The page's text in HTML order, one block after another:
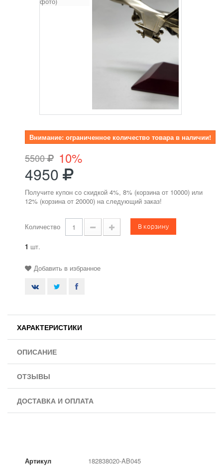
Внимание: ограниченное количество товара в наличии!
5500 10%
4950
Получите купон со скидкой 4%, 8% (корзина от 10000) или
12% (корзина от 20000) на следующий заказ!
Количество В корзину
1 шт.
Добавить в избранное
ХАРАКТЕРИСТИКИ
ОПИСАНИЕ
ОТЗЫВЫ
ДОСТАВКА И ОПЛАТА
Артикул 182838020-AB045